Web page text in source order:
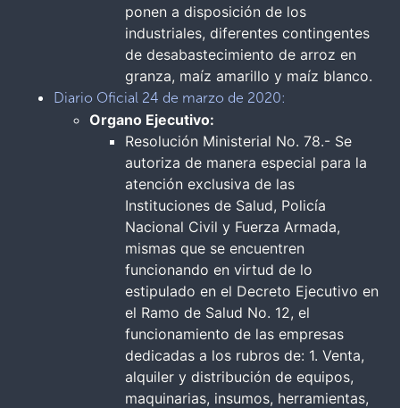
ponen a disposición de los
industriales, diferentes contingentes
de desabastecimiento de arroz en
granza, maíz amarillo y maíz blanco.
Diario Oficial 24 de marzo de 2020:
Organo Ejecutivo:
Resolución Ministerial No. 78.- Se
autoriza de manera especial para la
atención exclusiva de las
Instituciones de Salud, Policía
Nacional Civil y Fuerza Armada,
mismas que se encuentren
funcionando en virtud de lo
estipulado en el Decreto Ejecutivo en
el Ramo de Salud No. 12, el
funcionamiento de las empresas
dedicadas a los rubros de: 1. Venta,
alquiler y distribución de equipos,
maquinarias, insumos, herramientas,